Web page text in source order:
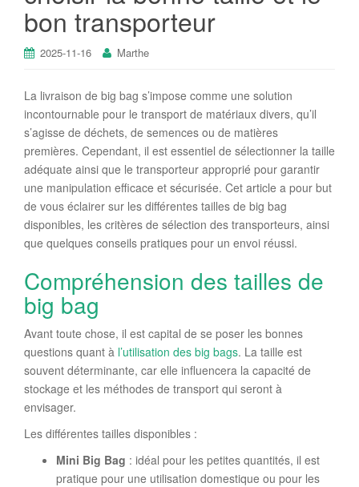
bon transporteur
2025-11-16 Marthe
La livraison de big bag s’impose comme une solution
incontournable pour le transport de matériaux divers, qu’il
s’agisse de déchets, de semences ou de matières
premières. Cependant, il est essentiel de sélectionner la taille
adéquate ainsi que le transporteur approprié pour garantir
une manipulation efficace et sécurisée. Cet article a pour but
de vous éclairer sur les différentes tailles de big bag
disponibles, les critères de sélection des transporteurs, ainsi
que quelques conseils pratiques pour un envoi réussi.
Compréhension des tailles de
big bag
Avant toute chose, il est capital de se poser les bonnes
questions quant à l’utilisation des big bags. La taille est
souvent déterminante, car elle influencera la capacité de
stockage et les méthodes de transport qui seront à
envisager.
Les différentes tailles disponibles :
Mini Big Bag : idéal pour les petites quantités, il est
pratique pour une utilisation domestique ou pour les